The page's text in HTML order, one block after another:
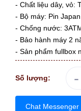
- Chất liệu dây, vỏ:
- Bộ máy: Pin Japan
- Chống nước:
- Bảo hành máy 2
- Sản phẩm fullbox
Số lượng: -
Chat Messenger